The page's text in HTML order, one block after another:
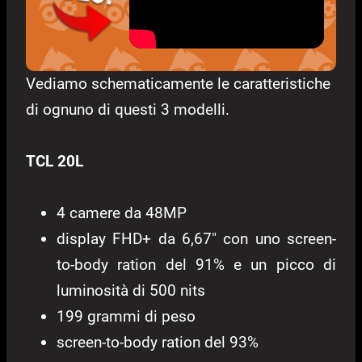
Vediamo schematicamente le caratteristiche
di ognuno di questi 3 modelli.
TCL 20L
4 camere da 48MP
display FHD+ da 6,67″ con uno screen-
to-body ration del 91% e un picco di
luminosità di 500 nits
199 grammi di peso
screen-to-body ration del 93%